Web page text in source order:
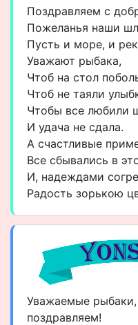
Поздравляем с
Пожеланья наши
Пусть и море, и
Уважают рыбака,
Чтоб на стол
Чтоб не таяли
Чтобы все любили
И удача не сдала.
А счастливые
Все сбывались в
И, надеждами
Радость зорькою
Уважаемые
поздравляем!